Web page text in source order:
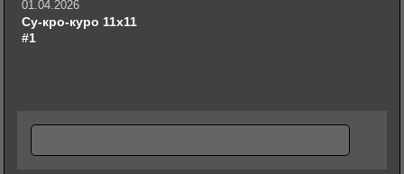
01.04.2026
Су-кро-куро 11х11
#1